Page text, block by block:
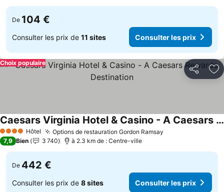
De 104 €
Consulter les prix de 11 sites Consulter les prix
Partager
Choix populaire
4 Étoiles Hôtel Options de restauration Gordon Ramsay
Caesars Virginia Hotel & Casino - A Caesars Rewards Destination
Consulter les prix
7,9 Bien 3 740 à 2.3 km de : Centre-ville
De 442 €
Consulter les prix de 8 sites Consulter les prix